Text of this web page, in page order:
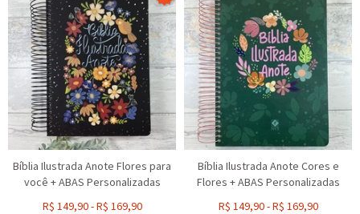
Bíblia Ilustrada Anote Flores para
você + ABAS Personalizadas
R$ 149,90-R$ 169,90
Bíblia Ilustrada Anote Cores e
Flores + ABAS Personalizadas
R$ 149,90-R$ 169,90